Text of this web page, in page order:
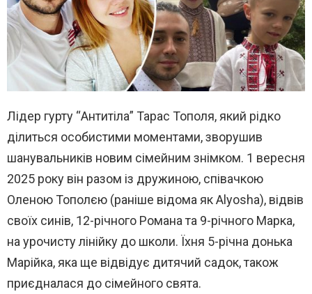
Лідер гурту “Антитіла” Тарас Тополя, який рідко
ділиться особистими моментами, зворушив
шанувальників новим сімейним знімком. 1 вересня
2025 року він разом із дружиною, співачкою
Оленою Тополєю (раніше відома як Alyosha), відвів
своїх синів, 12-річного Романа та 9-річного Марка,
на урочисту лінійку до школи. Їхня 5-річна донька
Марійка, яка ще відвідує дитячий садок, також
приєдналася до сімейного свята.